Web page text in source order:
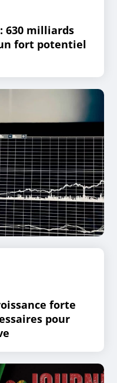
630 milliards
fort potentiel
forte
pour